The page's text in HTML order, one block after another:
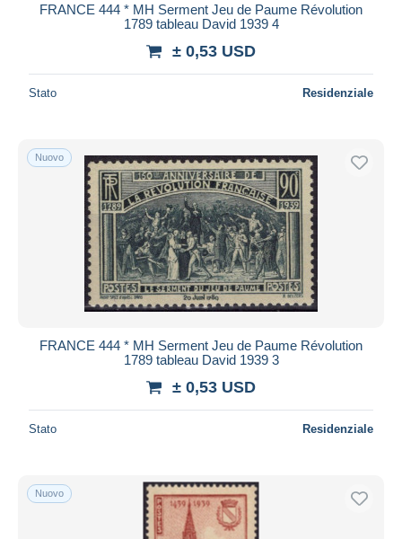
FRANCE 444 * MH Serment Jeu de Paume Révolution
1789 tableau David 1939 4
± 0,53 USD
Stato Residenziale
Nuovo
FRANCE 444 * MH Serment Jeu de Paume Révolution
1789 tableau David 1939 3
± 0,53 USD
Stato Residenziale
Nuovo